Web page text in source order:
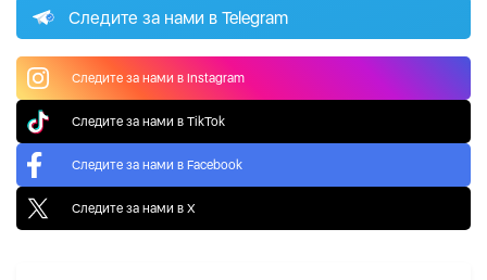
Следите за нами в Telegram
Следите за нами в Instagram
Следите за нами в TikTok
Следите за нами в Facebook
Следите за нами в X